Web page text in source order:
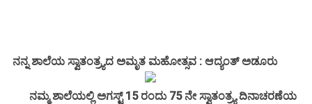
ನನ್ನ ಶಾಲೆಯ ಸ್ವಾತಂತ್ರ್ಯದ ಅಮೃತ ಮಹೋತ್ಸವ : ಆದ್ಯಂತ್ ಅಡೂರು
ನಮ್ಮ ಶಾಲೆಯಲ್ಲಿ ಅಗಸ್ಟ್ 15 ರಂದು 75 ನೇ ಸ್ವಾತಂತ್ರ್ಯ ದಿನಾಚರಣೆಯ